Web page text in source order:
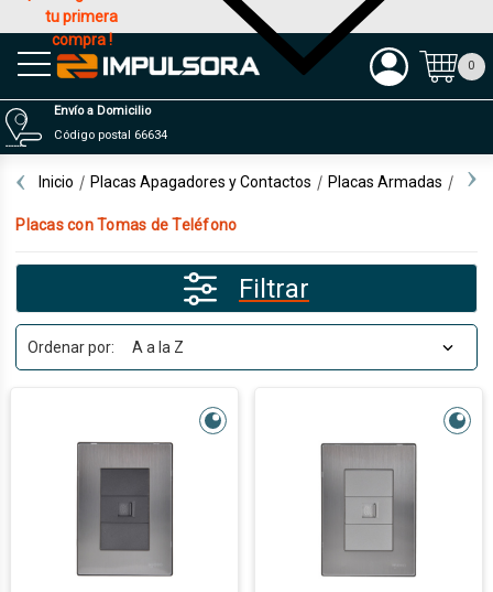
tu primera
compra !
Productos
Envío a Domicilio
Código postal 66634
0
Inicio Placas Apagadores y Contactos Placas Armadas
Placas con Tomas de Teléfono
Filtrar
Ordenar por: